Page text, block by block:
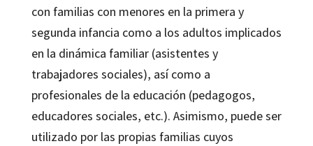
con familias con menores en la primera y
segunda infancia como a los adultos implicados
en la dinámica familiar (asistentes y
trabajadores sociales), así como a
profesionales de la educación (pedagogos,
educadores sociales, etc.). Asimismo, puede ser
utilizado por las propias familias cuyos